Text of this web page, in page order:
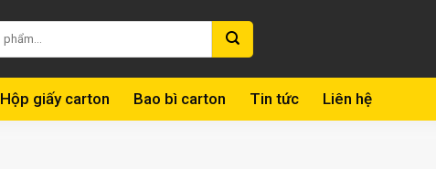
Hộp giấy carton Bao bì carton Tin tức Liên hệ